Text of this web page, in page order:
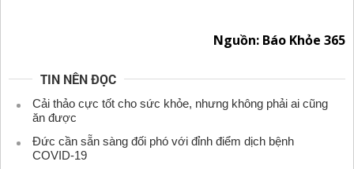
Nguồn: Báo Khỏe 365
TIN NÊN ĐỌC
Cải thảo cực tốt cho sức khỏe, nhưng không phải ai cũng
ăn được
Đức cần sẵn sàng đối phó với đỉnh điểm dịch bệnh
COVID-19